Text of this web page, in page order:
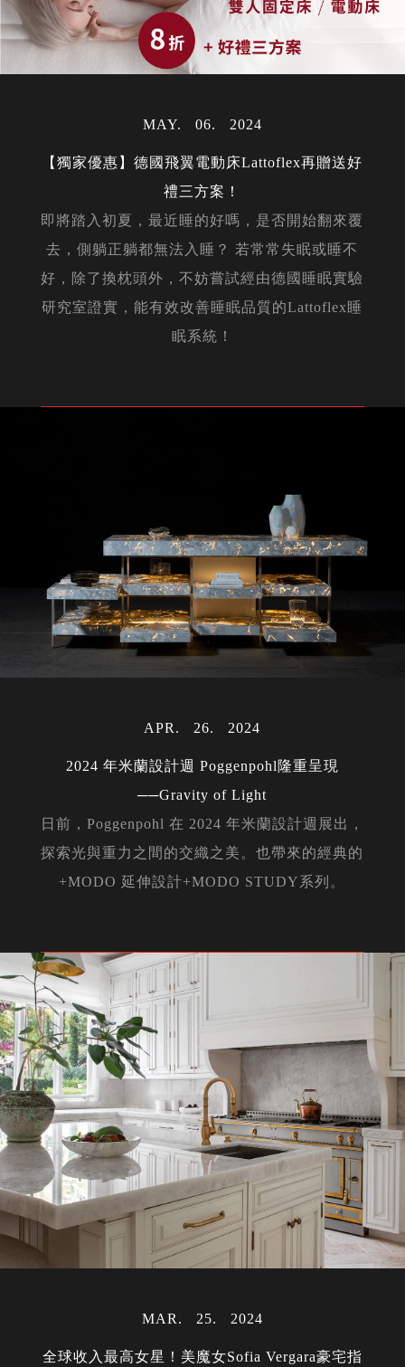
MAY 06 2024
【獨家優惠】德國飛翼電動床Lattoflex再贈送好
禮三方案！
即將踏入初夏，最近睡的好嗎，是否開始翻來覆
去，側躺正躺都無法入睡？ 若常常失眠或睡不
好，除了換枕頭外，不妨嘗試經由德國睡眠實驗
研究室證實，能有效改善睡眠品質的Lattoflex睡
眠系統！
APR 26 2024
2024 年米蘭設計週 Poggenpohl隆重呈現
──Gravity of Light
日前，Poggenpohl 在 2024 年米蘭設計週展出，
探索光與重力之間的交織之美。也帶來的經典的
+MODO 延伸設計+MODO STUDY系列。
MAR 25 2024
全球收入最高女星！美魔女Sofia Vergara豪宅指